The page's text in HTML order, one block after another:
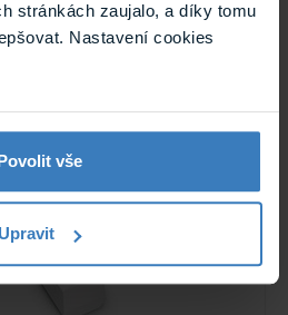
stránkách zaujalo, a díky tomu
Nastavení cookies
vše
Upravit
Skladem